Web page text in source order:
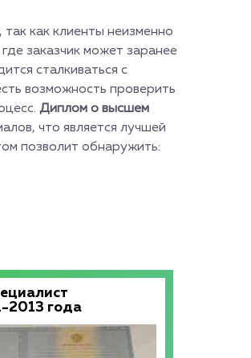
как клиенты неизменно
заказчик может заранее
сталкиваться с
возможность проверить
Диплом о высшем
что является лучшей
позволит обнаружить:
2013 года